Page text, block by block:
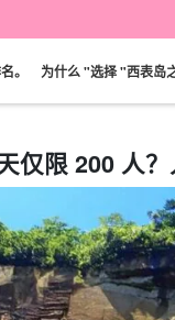
。 为什么 "选择 "西表岛
规划
超值折扣
设计图
仅限 200 人